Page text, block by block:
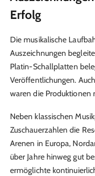
Erfolg
Die musikalische
Auszeichnungen
Platin-Schallplatten
Veröffentlichungen.
waren die Produktionen
Neben klassischen
Zuschauerzahlen die
Arenen in Europa,
über Jahre hinweg gut
ermöglichte